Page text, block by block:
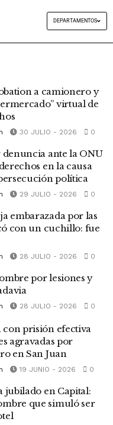
DEPARTAMENTOS
a camionero y
virtual de
30 JULIO - 2026 0
ante la ONU
en la causa
política
29 JULIO - 2026 0
embarazada por las
con un cuchillo: fue
28 JULIO - 2026 0
por lesiones y
28 JULIO - 2026 0
prisión efectiva
agravadas por
en San Juan
19 JUNIO - 2026 0
jubilado en Capital:
que simuló ser